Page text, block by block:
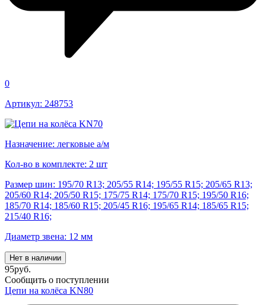
0
Артикул: 248753
Назначение: легковые а/м
Кол-во в комплекте: 2 шт
Размер шин: 195/70 R13; 205/55 R14; 195/55 R15; 205/65 R13;
205/60 R14; 205/50 R15; 175/75 R14; 175/70 R15; 195/50 R16;
185/70 R14; 185/60 R15; 205/45 R16; 195/65 R14; 185/65 R15;
215/40 R16;
Диаметр звена: 12 мм
Нет в наличии
95руб.
Сообщить о поступлении
Цепи на колёса KN80